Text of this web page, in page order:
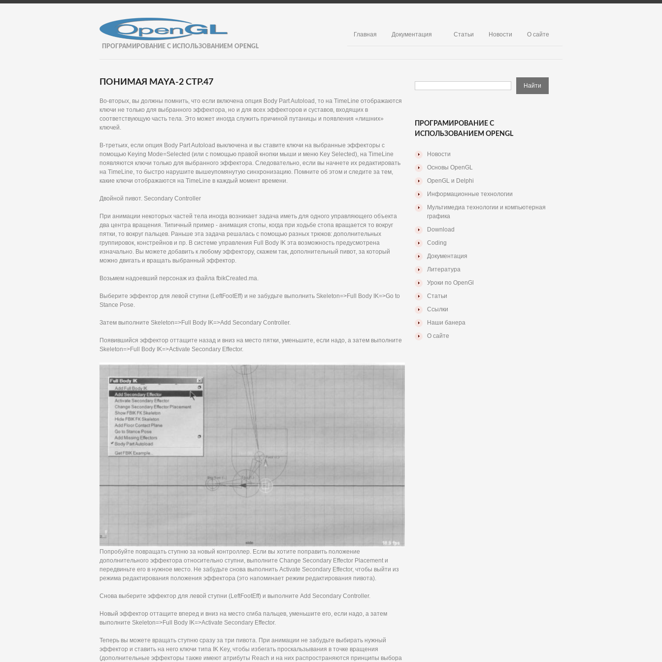
ПРОГРАМИРОВАНИЕ С ИСПОЛЬЗОВАНИЕМ OPENGL
Главная Документация Статьи Новости О сайте
ПОНИМАЯ MAYA-2 СТР.47
Во-вторых, вы должны помнить, что если включена опция Body Part Autoload, то на TimeLine отображаются
ключи не только для выбранного эффектора, но и для всех эффекторов и суставов, входящих в
соответствующую часть тела. Это может иногда служить причиной путаницы и появления «лишних»
ключей.
В-третьих, если опция Body Part Autoload выключена и вы ставите ключи на выбранные эффекторы с
помощью Keying Mode=Selected (или с помощью правой кнопки мыши и меню Key Selected), на TimeLine
появляются ключи только для выбранного эффектора. Следовательно, если вы начнете их редактировать
на TimeLine, то быстро нарушите вышеупомянутую синхронизацию. Помните об этом и следите за тем,
какие ключи отображаются на TimeLine в каждый момент времени.
Двойной пивот. Secondary Controller
При анимации некоторых частей тела иногда возникает задача иметь для одного управляющего объекта
два центра вращения. Типичный пример - анимация стопы, когда при ходьбе стопа вращается то вокруг
пятки, то вокруг пальцев. Раньше эта задача решалась с помощью разных трюков: дополнительных
группировок, констрейнов и пр. В системе управления Full Body IK эта возможность предусмотрена
изначально. Вы можете добавить к любому эффектору, скажем так, дополнительный пивот, за который
можно двигать и вращать выбранный эффектор.
Возьмем надоевший персонаж из файла fbikCreated.ma.
Выберите эффектор для левой ступни (LeftFootEff) и не забудьте выполнить Skeleton=>Full Body IK=>Go to
Stance Pose.
Затем выполните Skeleton=>Full Body IK=>Add Secondary Controller.
Появившийся эффектор оттащите назад и вниз на место пятки, уменьшите, если надо, а затем выполните
Skeleton=>Full Body IK=>Activate Secondary Effector.
Попробуйте повращать ступню за новый контроллер. Если вы хотите поправить положение
дополнительного эффектора относительно ступни, выполните Change Secondary Effector Placement и
передвиньте его в нужное место. Не забудьте снова выполнить Activate Secondary Effector, чтобы выйти из
режима редактирования положения эффектора (это напоминает режим редактирования пивота).
Снова выберите эффектор для левой ступни (LeftFootEff) и выполните Add Secondary Controller.
Новый эффектор оттащите вперед и вниз на место сгиба пальцев, уменьшите его, если надо, а затем
выполните Skeleton=>Full Body IK=>Activate Secondary Effector.
Теперь вы можете вращать ступню сразу за три пивота. При анимации не забудьте выбирать нужный
эффектор и ставить на него ключи типа IK Key, чтобы избегать проскальзывания в точке вращения
(дополнительные эффекторы также имеют атрибуты Reach и на них распространяются принципы выбора
ПРОГРАМИРОВАНИЕ С
ИСПОЛЬЗОВАНИЕМ OPENGL
Новости
Основы OpenGL
OpenGL и Delphi
Информационные технологии
Мультимедиа технологии и компьютерная
графика
Download
Coding
Документация
Литература
Уроки по OpenGl
Статьи
Ссылки
Наши банера
О сайте